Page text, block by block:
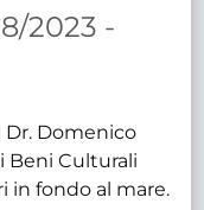
2023 -
Dr. Domenico
Beni Culturali
in fondo al mare.